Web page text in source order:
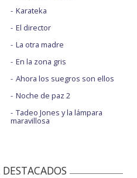
Karateka
El director
La otra madre
En la zona gris
Ahora los suegros son ellos
Noche de paz 2
Tadeo Jones y la lámpara
maravillosa